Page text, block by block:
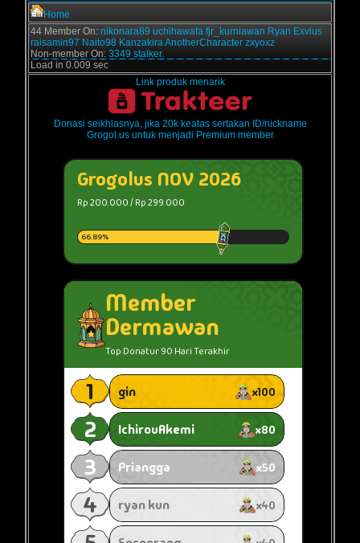
Home
44 Member On: nikonara89 uchihawafa fjr_kurniawan Ryan Exvius
raisamin97 Naito98 KanzakiraAnotherCharacter zxyoxz
Non-member On: 3349 stalker.
Load in 0.009 sec
Link produk menarik
Donasi seikhlasnya, jika 20k keatas sertakan ID/nickname
Grogol.us untuk menjadi Premium member